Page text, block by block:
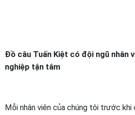
Đồ câu Tuấn Kiệt có đội ngũ nhân
nghiệp tận tâm
Mỗi nhân viên của chúng tôi trước